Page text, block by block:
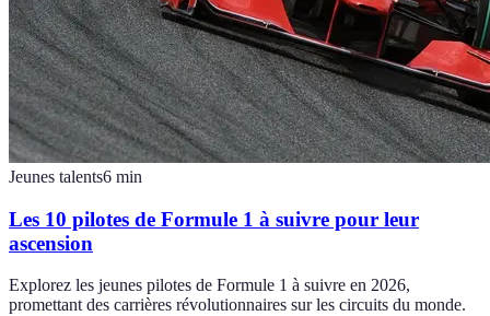
Jeunes talents6 min
Les 10 pilotes de Formule 1 à suivre pour leur
ascension
Explorez les jeunes pilotes de Formule 1 à suivre en 2026,
promettant des carrières révolutionnaires sur les circuits du monde.